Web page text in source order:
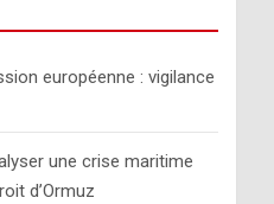
européenne : vigilance
une crise maritime
d’Ormuz